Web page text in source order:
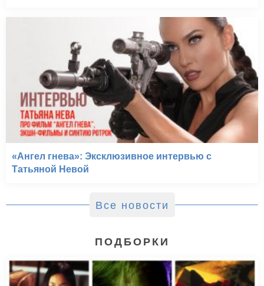
«Ангел гнева»: Эксклюзивное интервью с
Татьяной Невой
Все новости
ПОДБОРКИ